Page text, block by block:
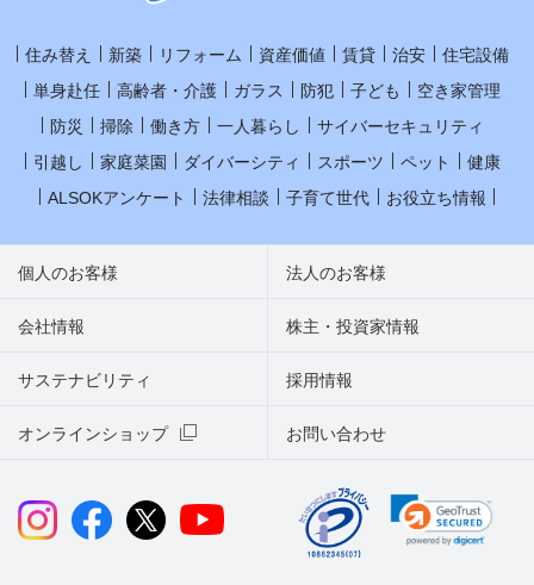
住み替え 新築 リフォーム 資産価値 賃貸 治安
住宅設備
単身赴任
高齢者・介護 ガラス 防犯 子ども
空き家管理
防災
掃除 働き方 一人暮らし
サイバーセキュリティ
引越し
家庭菜園 ダイバーシティ スポーツ ペット
健康
ALSOKアンケート
法律相談 子育て世代 お役立ち情報
個人のお客様 法人のお客様
会社情報 株主・投資家情報
サステナビリティ
オンラインショップ お問い合わせ
採用情報